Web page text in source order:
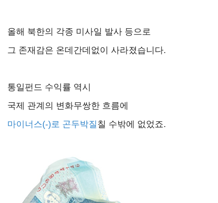
올해 북한의 각종 미사일 발사 등으로
그 존재감은 온데간데없이 사라졌습니다.
통일펀드 수익률 역시
국제 관계의 변화무쌍한 흐름에
마이너스(-)로 곤두박질 칠 수밖에 없었죠.